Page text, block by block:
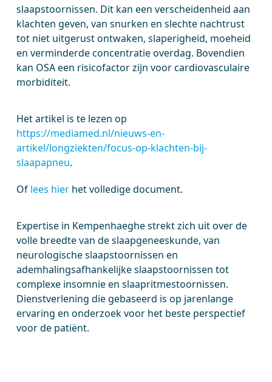
slaapstoornissen. Dit kan een verscheidenheid aan
klachten geven, van snurken en slechte nachtrust
tot niet uitgerust ontwaken, slaperigheid, moeheid
en verminderde concentratie overdag. Bovendien
kan OSA een risicofactor zijn voor cardiovasculaire
morbiditeit.
Het artikel is te lezen op
https://mediamed.nl/nieuws-en-
artikel/longziekten/focus-op-klachten-bij-
slaapapneu.
Of lees hier het volledige document.
Expertise in Kempenhaeghe strekt zich uit over de
volle breedte van de slaapgeneeskunde, van
neurologische slaapstoornissen en
ademhalingsafhankelijke slaapstoornissen tot
complexe insomnie en slaapritmestoornissen.
Dienstverlening die gebaseerd is op jarenlange
ervaring en onderzoek voor het beste perspectief
voor de patiënt.